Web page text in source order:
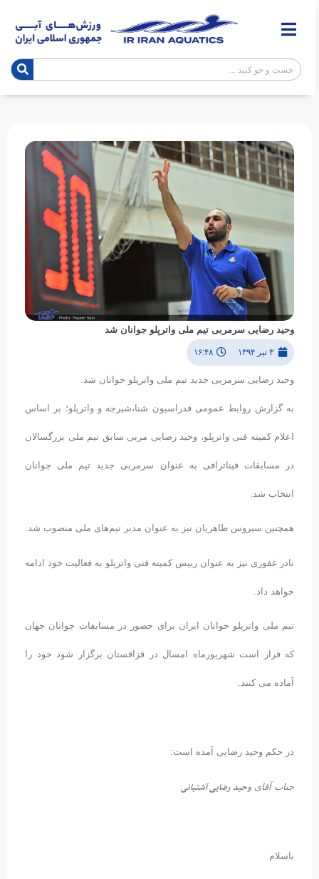
وحید رضایی سرمربی تیم ملی واترپلو جوانان شد
۳ تیر ۱۳۹۴ ۱۶:۴۸
وحید رضایی سرمربی جدید تیم ملی واترپلو جوانان شد.
به گزارش روابط عمومی فدراسیون شنا،شیرجه و واترپلو؛ بر اساس
اعلام کمیته فنی واترپلو، وحید رضایی مربی سابق تیم ملی بزرگسالان
در مسابقات فیناترافی به عنوان سرمربی جدید تیم ملی جوانان
انتخاب شد.
همچنین سیروس طاهریان نیز به عنوان مدیر تیم‌های ملی منصوب شد.
نادر غفوری نیز به عنوان رییس کمیته فنی واترپلو به فعالیت خود ادامه
خواهد داد.
تیم ملی واترپلو جوانان ایران برای حضور در مسابقات جوانان جهان
که قرار است شهریورماه امسال در قزاقستان برگزار شود خود را
آماده می کنند.
در حکم وحید رضایی آمده است:
جناب آقای وحید رضایی آشتیانی
باسلام